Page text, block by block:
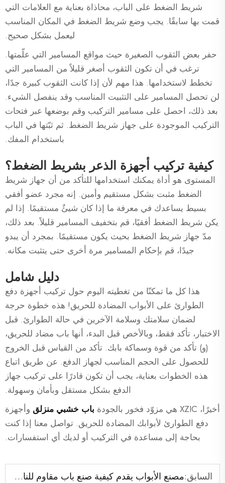
شريط الضغط على الباب، محاذاة بعناية مع العلامات التي
قمت بها سابقًا. يجب وضع شريط الضغط في المكان المناسب
ليعمل بشكل صحيح.
حفر بعض الثقوب الصغيرة حيث مواقع المسامير التي علّمتها.
ترغب في أن تكون الثقوب أصغر قليلاً من المسامير التي
تخطط لاستخدامها. هذا مهم لأن إذا كانت الثقوب كبيرة جدًا،
لن تحصل المسامير على التثبيت المناسب وقد ينفصل الشيء.
بعد ذلك، احصل على مسامير التركيب وقم بوضعها عبر فتحات
التركيب الموجودة على جهاز شريط الضغط. ثم ثبّتها في الباب
باستخدام المفك.
كيفية تركيب أجهزة الذعر بشريط الضغط؟
المستوى هو أداة يمكنك استخدامها للتأكد من أن جهاز شريط
الضغط مثبت بشكل مستقيم وأمين. إنه مجرد عضو أفقي
بسيط يساعدك في معرفة ما إذا كان شيئٌ مستقيمًا. إذا لم
يكن شريط الضغط أفقيًا، قم بتخفيف المسامير قليلاً. بعد ذلك،
مدّ جهاز شريط الضغط بحيث يكون مستقيمًا. بمجرد أن يبدو
جيدًا، قم بإحكام المسامير مرة أخرى حتى يتثبت مكانه.
دليل شامل
هذا كل ما تمكنّا من تغطيته اليوم حول تركيب أجهزة دفع
الطوارئ على الأبواب المضادة للحريق! هذه خطوة حرجة
لضمان سلامتك وسلامة الآخرين في حالة الطوارئ. قبل
الاختبار، تأكد فقط، وبالأخص قبل البدء، أنها باب مضاد للحريق،
(و) تأكد من قوة وسماكة بابك. تأكد من القياس قبل الخروج
للحصول على الحجم المناسب لجهاز الدفع. عن طريق اتباع
هذه الخطوات بعناية، يجب أن تكون قادرًا على تركيب جهاز
الدفع بشكل مستقل وبأمان وسهولة.
أخيرًا، XZIC هي مزوّد فخور بالجودة
باب خشبي منزلق وأجهزة
دفع الطوارئ لأبوابك المضادة للحريق. تواصل معنا إذا كنت
بحاجة إلى مساعدة في التركيب أو لديك أي استفسارات.
السابق:مصنع الأبواب يقدم كيفية صنع باب مقاوم للنار معتمد من قبل UL